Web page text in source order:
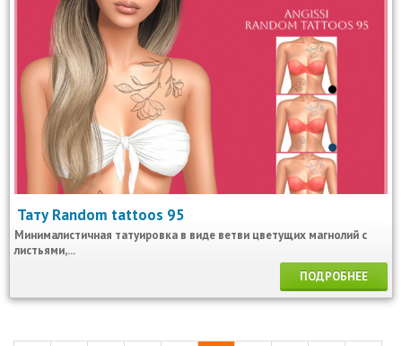
Тату Random tattoos 95
Минималистичная татуировка в виде ветви цветущих магнолий с
листьями,...
ПОДРОБНЕЕ